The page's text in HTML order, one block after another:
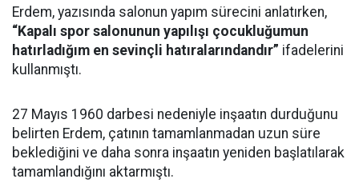
Erdem, yazısında salonun yapım sürecini anlatırken,
“Kapalı spor salonunun yapılışı çocukluğumun
hatırladığım en sevinçli hatıralarındandır” ifadelerini
kullanmıştı.
27 Mayıs 1960 darbesi nedeniyle inşaatın durduğunu
belirten Erdem, çatının tamamlanmadan uzun süre
beklediğini ve daha sonra inşaatın yeniden başlatılarak
tamamlandığını aktarmıştı.